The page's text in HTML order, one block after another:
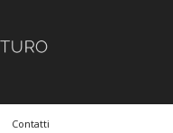
Contatti